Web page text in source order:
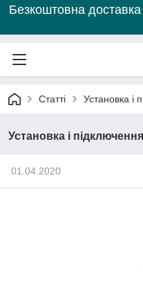
Безкоштовна
Статті Установка і
Установка і підключення
01.04.2020